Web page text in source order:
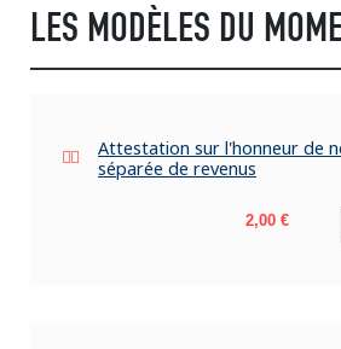
LES MODÈLES DU
Attestation sur l'honneur de
séparée de revenus
Prix
2,00 €